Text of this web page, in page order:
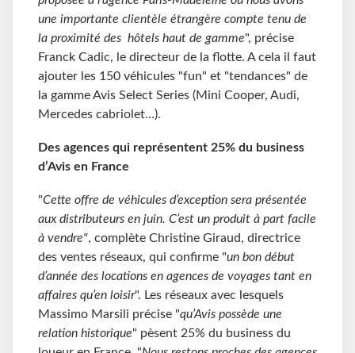
une importante clientèle étrangère compte tenu de
la proximité des hôtels haut de gamme", précise
Franck Cadic, le directeur de la flotte. A cela il faut
ajouter les 150 véhicules "fun" et "tendances" de
la gamme Avis Select Series (Mini Cooper, Audi,
Mercedes cabriolet…).
Des agences qui représentent 25% du business
d’Avis en France
"Cette offre de véhicules d’exception sera présentée
aux distributeurs en juin. C’est un produit à part facile
à vendre", complète Christine Giraud, directrice
des ventes réseaux, qui confirme "un bon début
d’année des locations en agences de voyages tant en
affaires qu’en loisir". Les réseaux avec lesquels
Massimo Marsili précise "qu’Avis possède une
relation historique" pèsent 25% du business du